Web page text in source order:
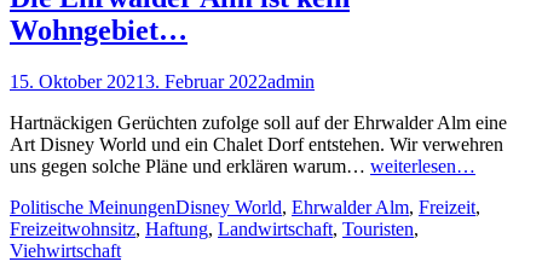
Wohngebiet…
Posted
15. Oktober 20213. Februar 2022Autor
admin
Hartnäckigen Gerüchten zufolge soll auf der Ehrwalder Alm eine
Art Disney World und ein Chalet Dorf entstehen. Wir verwehren
uns gegen solche Pläne und erklären warum… weiterlesen…
Kategorien
Politische MeinungenSchlagworte
Disney World, Ehrwalder Alm, Freizeit,
Freizeitwohnsitz, Haftung, Landwirtschaft, Touristen,
Viehwirtschaft